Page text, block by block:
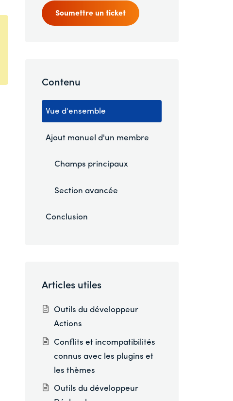
Soumettre un ticket
Contenu
Vue d'ensemble
Ajout manuel d'un membre
Champs principaux
Section avancée
Conclusion
Articles utiles
Outils du développeur
Actions
Conflits et incompatibilités
connus avec les plugins et
les thèmes
Outils du développeur